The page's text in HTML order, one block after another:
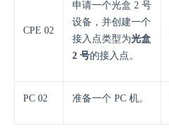
CPE 02
申请一个光盒 2 号
设备，并创建一个
接入点类型为光盒
2 号的接入点。
PC 02 准备一个 PC 机。